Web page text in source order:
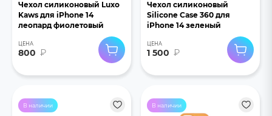
Чехол силиконовый Luxo
Kaws для iPhone 14
леопард фиолетовый
ЦЕНА
800 ₽
Чехол силиконовый
Silicone Case 360 для
iPhone 14 зеленый
ЦЕНА
1 500 ₽
В наличии В наличии